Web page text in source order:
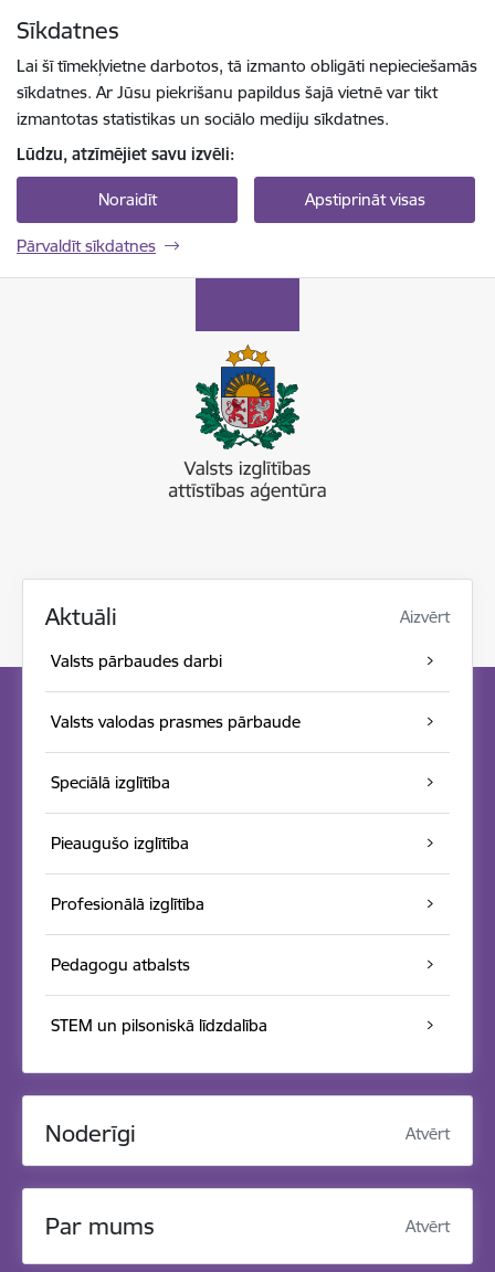
Sīkdatnes
Lai šī tīmekļvietne darbotos, tā izmanto obligāti nepieciešamās
sīkdatnes. Ar Jūsu piekrišanu papildus šajā vietnē var tikt
izmantotas statistikas un sociālo mediju sīkdatnes.
Lūdzu, atzīmējiet savu izvēli:
Noraidīt Apstiprināt visas
Pārvaldīt sīkdatnes
Aktuāli Aizvērt
Valsts pārbaudes darbi
Valsts valodas prasmes pārbaude
Speciālā izglītība
Pieaugušo izglītība
Profesionālā izglītība
Pedagogu atbalsts
STEM un pilsoniskā līdzdalība
Noderīgi Atvērt
Par mums Atvērt